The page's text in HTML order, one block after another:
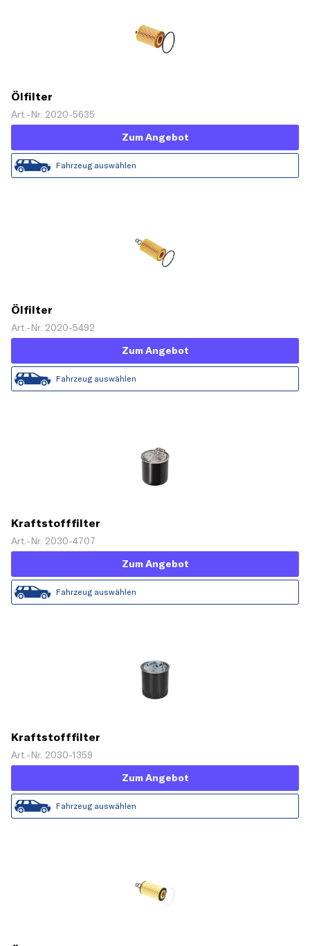
Ölfilter
Art.-Nr. 2020-5635
Zum Angebot
Fahrzeug auswählen
Ölfilter
Art.-Nr. 2020-5492
Zum Angebot
Fahrzeug auswählen
Kraftstofffilter
Art.-Nr. 2030-4707
Zum Angebot
Fahrzeug auswählen
Kraftstofffilter
Art.-Nr. 2030-1359
Zum Angebot
Fahrzeug auswählen